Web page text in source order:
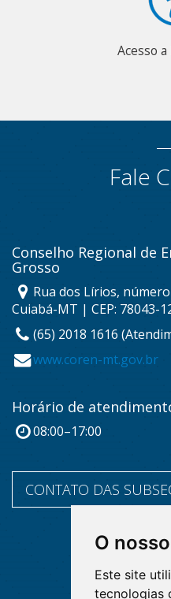
O
Este site
tecnologias
Acesso
Fale
Conselho Regional de
Grosso
Rua dos Lírios,
Cuiabá-MT | CEP: 78043-
(65) 2018 1616
www.coren-mt.gov.br
Horário de
08:00–17:00
CONTATO DAS